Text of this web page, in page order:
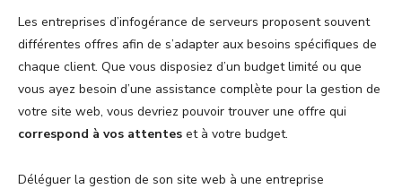
Les entreprises d’infogérance de serveurs proposent souvent
différentes offres afin de s’adapter aux besoins spécifiques de
chaque client. Que vous disposiez d’un budget limité ou que
vous ayez besoin d’une assistance complète pour la gestion de
votre site web, vous devriez pouvoir trouver une offre qui
correspond à vos attentes et à votre budget.
Déléguer la gestion de son site web à une entreprise